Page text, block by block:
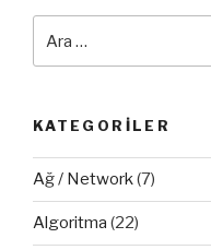
KATEGORILER
Ağ / Network(7)
Algoritma (22)